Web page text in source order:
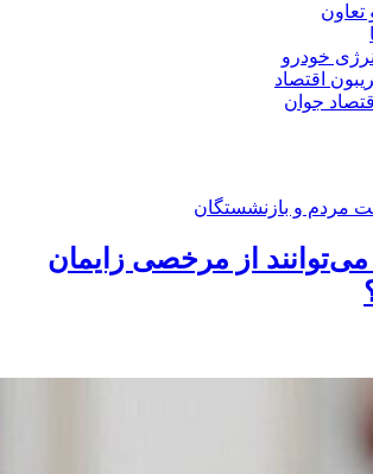
تعاون
انرژی خودرو
اقتصاد
اقتصاد جوان
مردم و بازنشستگان
می‌توانند از مرخصی زایمان